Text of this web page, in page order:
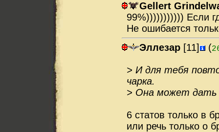
Gellert
99%))))))))))) Если
Не ошибается
Эллезар [11] (
> И для тебя
чарка.
> Она может
6 статов только в
или речь только о